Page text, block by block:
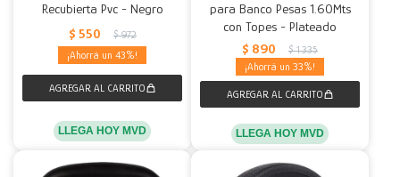
Recubierta Pvc - Negro
$ 550 $ 972
43
LLEGA HOY MVD
para Banco Pesas 1.60Mts
con Topes - Plateado
$ 890 $ 1.335
33
LLEGA HOY MVD